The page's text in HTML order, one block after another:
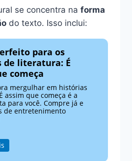
se concentra na forma
do texto. Isso inclui:
para os
de literatura: É
começa
mergulhar em histórias
assim que começa é a
para você. Compre já e
de entretenimento